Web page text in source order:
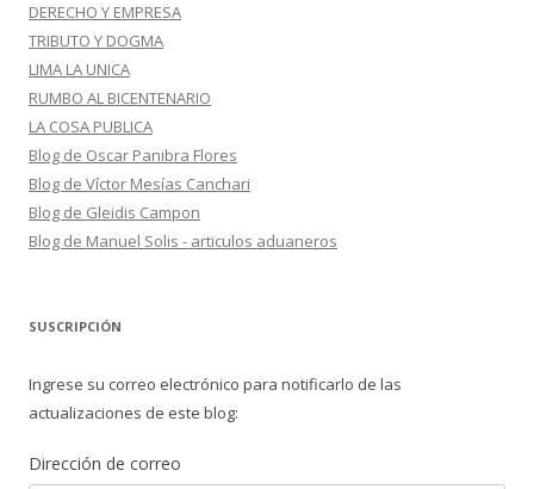
DERECHO Y EMPRESA
TRIBUTO Y DOGMA
LIMA LA UNICA
RUMBO AL BICENTENARIO
LA COSA PUBLICA
Blog de Oscar Panibra Flores
Blog de Víctor Mesías Canchari
Blog de Gleidis Campon
Blog de Manuel Solis - articulos aduaneros
SUSCRIPCIÓN
Ingrese su correo electrónico para notificarlo de las
actualizaciones de este blog:
Dirección de correo